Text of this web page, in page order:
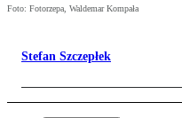
Foto: Fotorzepa, Waldemar Kompała
Stefan Szczepłek